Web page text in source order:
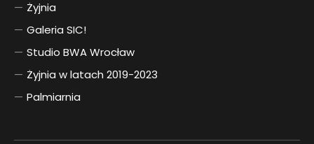
Żyjnia
Galeria SIC!
Studio BWA Wrocław
Żyjnia w latach 2019-2023
Palmiarnia